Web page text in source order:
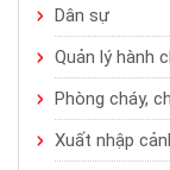
Dân sự
Quản lý hành
Phòng cháy,
Xuất nhập